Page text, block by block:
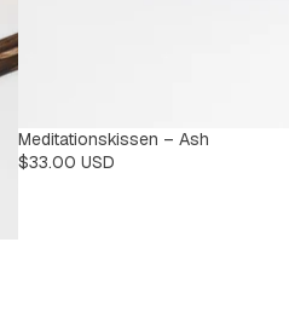
Meditationskissen – Ash
$33.00 USD